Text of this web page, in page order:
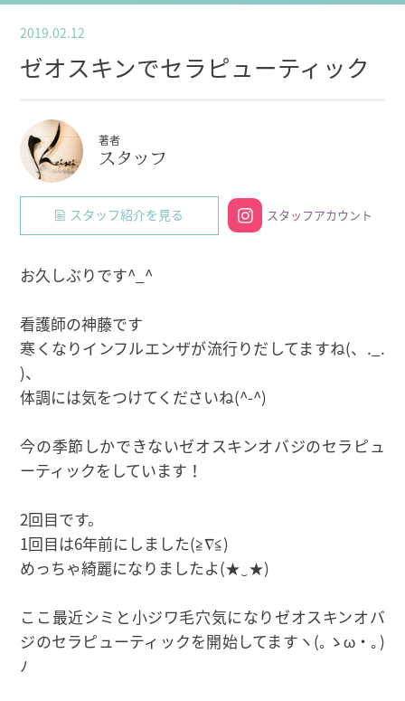
2019.02.12
ゼオスキンでセラピューティック
著者
スタッフ
スタッフ紹介を見る スタッフアカウント
お久しぶりです^_^
看護師の神藤です
寒くなりインフルエンザが流行りだしてますね(、._.
)、
体調には気をつけてくださいね(^-^)
今の季節しかできないゼオスキンオバジのセラピュ
ーティックをしています！
2回目です。
1回目は6年前にしました(≧∇≦)
めっちゃ綺麗になりましたよ(★‿★)
ここ最近シミと小ジワ毛穴気になりゼオスキンオバ
ジのセラピューティックを開始してますヽ(｡ゝω・｡)
ﾉ